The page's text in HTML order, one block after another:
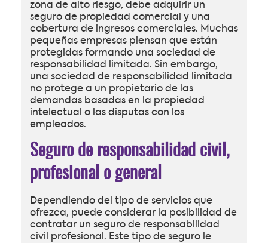
zona de alto riesgo, debe adquirir un
seguro de propiedad comercial y una
cobertura de ingresos comerciales. Muchas
pequeñas empresas piensan que están
protegidas formando una sociedad de
responsabilidad limitada. Sin embargo,
una sociedad de responsabilidad limitada
no protege a un propietario de las
demandas basadas en la propiedad
intelectual o las disputas con los
empleados.
Seguro de responsabilidad civil,
profesional o general
Dependiendo del tipo de servicios que
ofrezca, puede considerar la posibilidad de
contratar un seguro de responsabilidad
civil profesional. Este tipo de seguro le